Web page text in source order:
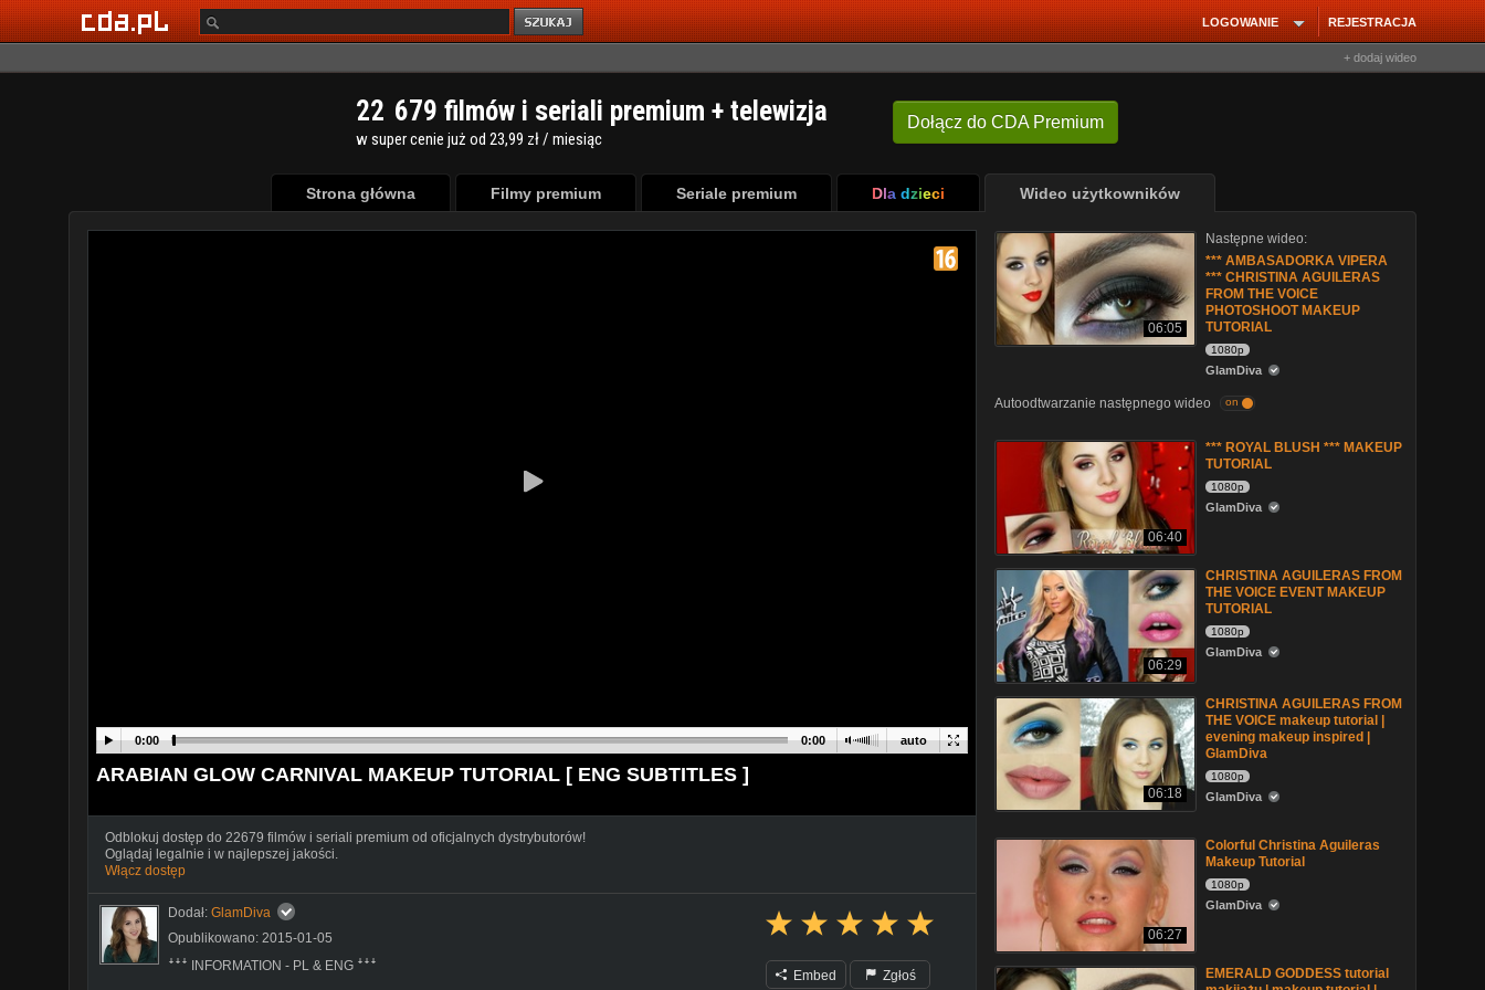
REJESTRACJA
LOGOWANIE
+ dodaj wideo
Dołącz do CDA Premium
22 679 filmów i seriali premium + telewizja
w super cenie już od 23,99 zł / miesiąc
Strona główna Filmy premium Seriale premium Dla dzieci Wideo użytkowników
auto
0:00 0:00
ARABIAN GLOW CARNIVAL MAKEUP TUTORIAL [ ENG SUBTITLES ]
Odblokuj dostęp do 22679 filmów i seriali premium od oficjalnych dystrybutorów!
Oglądaj legalnie i w najlepszej jakości.
Włącz dostęp
Dodał: GlamDiva
Opublikowano: 2015-01-05
ꜜꜜꜜ INFORMATION - PL & ENG ꜜꜜꜜ
Embed Zgłoś
06:05
Następne wideo:
*** AMBASADORKA VIPERA
*** CHRISTINA AGUILERAS
FROM THE VOICE
PHOTOSHOOT MAKEUP
TUTORIAL
1080p
GlamDiva
Autoodtwarzanie następnego wideo on
06:40
*** ROYAL BLUSH *** MAKEUP
TUTORIAL
1080p
GlamDiva
06:29
CHRISTINA AGUILERAS FROM
THE VOICE EVENT MAKEUP
TUTORIAL
1080p
GlamDiva
06:18
CHRISTINA AGUILERAS FROM
THE VOICE makeup tutorial |
evening makeup inspired |
GlamDiva
1080p
GlamDiva
06:27
Colorful Christina Aguileras
Makeup Tutorial
1080p
GlamDiva
EMERALD GODDESS tutorial